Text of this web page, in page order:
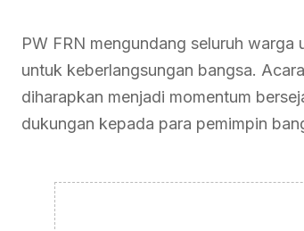
PW FRN mengundang seluruh
untuk keberlangsungan bangsa.
diharapkan menjadi momentum
dukungan kepada para pemimpin